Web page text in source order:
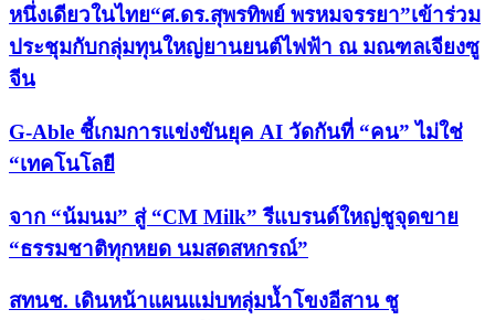
หนึ่งเดียวในไทย“ศ.ดร.สุพรทิพย์ พรหมจรรยา”เข้าร่วม
ประชุมกับกลุ่มทุนใหญ่ยานยนต์ไฟฟ้า ณ มณฑลเจียงซู
จีน
G-Able ชี้เกมการแข่งขันยุค AI วัดกันที่ “คน” ไม่ใช่
“เทคโนโลยี
จาก “น้มนม” สู่ “CM Milk” รีแบรนด์ใหญ่ชูจุดขาย
“ธรรมชาติทุกหยด นมสดสหกรณ์”
สทนช. เดินหน้าแผนแม่บทลุ่มน้ำโขงอีสาน ชู